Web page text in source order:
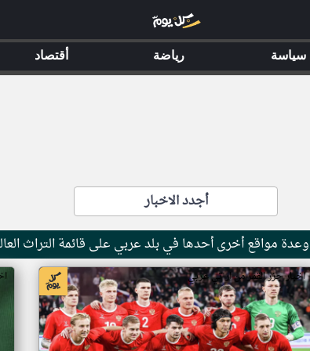
أجدد الاخبار
مواقع أخرى أحدها في بلد عربي على قائمة التراث
اخبار جزر القمر من ار تي عربي
سياسة رياضة أقتصاد